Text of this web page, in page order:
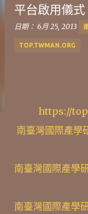
平台啟用儀式
日期： 6月 25, 2013
TOP.TWMAN.ORG
https://
南臺灣國際產學
南臺灣國際產學
南臺灣國際產學